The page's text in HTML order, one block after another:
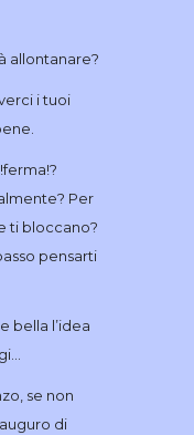
allontanare?
i tuoi
Per
ti bloccano?
pensarti
bella l’idea
se non
di